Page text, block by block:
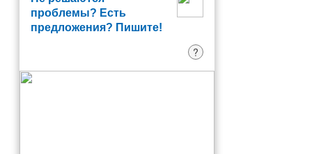
проблемы? Есть
предложения? Пишите!
?